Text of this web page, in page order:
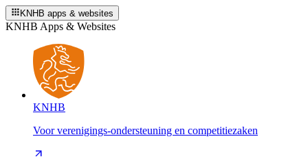
KNHB apps & websites
KNHB Apps & Websites
KNHB
Voor verenigings-ondersteuning en competitiezaken